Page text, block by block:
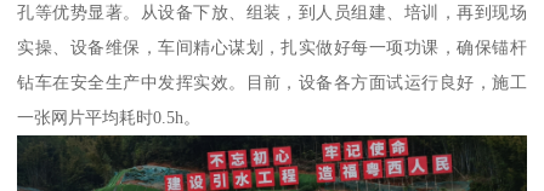
孔等优势显著。从设备下放、组装，到人员组建、培训，再到现场
实操、设备维保，车间精心谋划，扎实做好每一项功课，确保锚杆
钻车在安全生产中发挥实效。目前，设备各方面试运行良好，施工
一张网片平均耗时0.5h。